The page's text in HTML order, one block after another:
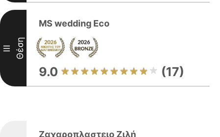
III Θέση
MS wedding Eco
9.0 (17)
Ζαχαροπλαστειο Ζιλή